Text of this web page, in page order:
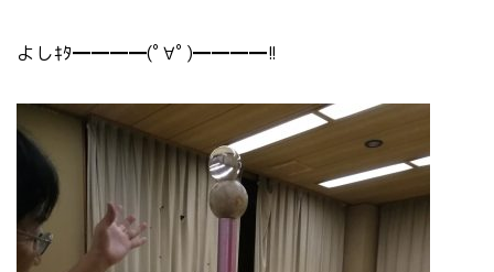
よしｷﾀ━━━━(ﾟ∀ﾟ)━━━━!!